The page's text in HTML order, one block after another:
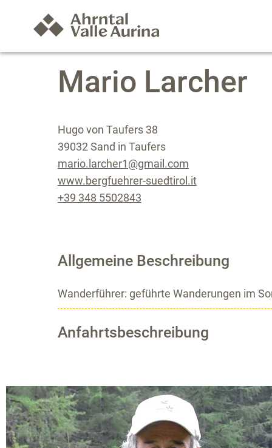
Mario Larcher
Hugo von Taufers 38
39032 Sand in Taufers
mario.larcher1@gmail.com
www.bergfuehrer-suedtirol.it
+39 348 5502843
Allgemeine Beschreibung
Wanderführer: geführte Wanderungen im
Anfahrtsbeschreibung